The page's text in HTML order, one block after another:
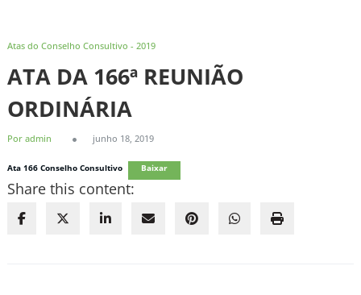
Atas do Conselho Consultivo - 2019
ATA DA 166ª REUNIÃO
ORDINÁRIA
Por admin junho 18, 2019
Ata 166 Conselho Consultivo Baixar
Share this content: